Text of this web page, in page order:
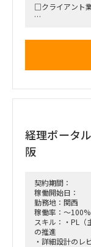
□クライアント
実施してくこと
・緊急時のト
・Mobile
応推進（年1回
出事案について
示だし (英語
B.アクセサリ管理:
・ 業務上必須で
して発注する。
・デバイス在庫
在庫の追加発注
(年10-20回)
経理ポータ
阪
契約期間：
稼働開始日：
勤務地：関西
稼働率：～100%
スキル：・PL（
の推進
・詳細設計のレ